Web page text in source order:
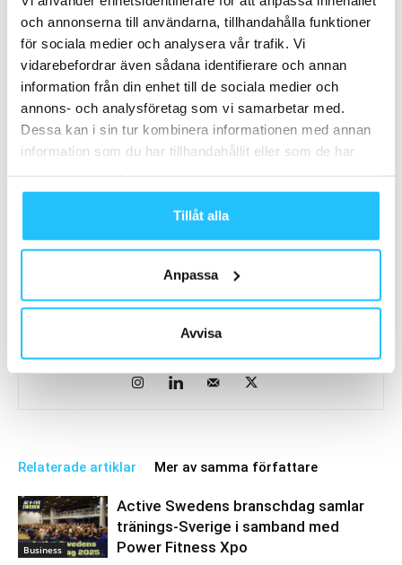
och annonserna till användarna, tillhandahålla funktioner
för sociala medier och analysera vår trafik. Vi
vidarebefordrar även sådana identifierare och annan
information från din enhet till de sociala medier och
annons- och analysföretag som vi samarbetar med.
Dessa kan i sin tur kombinera informationen med annan
information som du har tillhandahållit eller som de har
Tillåt alla
Anpassa
Avvisa
Förra artikeln
Kari Jernvall & Monica
Sotkasiira, Gymleco – Sweaty
Nästa artikel
Inspirationsresa Los Angeles
& San Diego 17-21 mars 2020
Relaterade artiklar Mer av samma författare
Business
Active Swedens branschdag samlar
tränings-Sverige i samband med
Power Fitness Xpo